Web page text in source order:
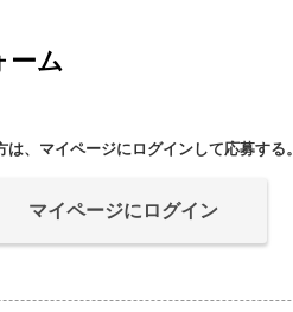
ーム
は、マイページにログインして応募する。
マイページにログイン